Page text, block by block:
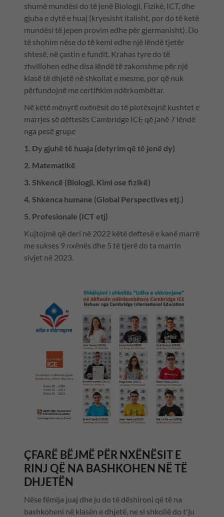
shumë mundësi do të jenë Biologji, Fizikë, ICT, dhe
gjuha e dytë e huaj (kryesisht italisht, por do të ketë
mundësi të jepen provim edhe për gjermanisht). Do
të shohim nëse do të kemi edhe një lëndë tjetër
shtesë, në çastin e fundit. Krahas tyre do të
zhvillohen edhe disa lëndë të zakonshme për një
klasë të dhjetë në shkollat e mesme, por që nuk
përfundojnë me certifikim ndërkombëtar.
Në këtë mënyrë nxënësit do të plotësojnë kushtet e
marrjes së dëftesës Cambridge ICE që janë 7 lëndë
nga pesë grupe
1. Dy gjuhë të huaja (detyrim që të jenë dy)
2. Matematikë
3. Shkencë (Biologji, Kimi ose fizikë)
4. Shkenca humane (Global Perspectives etj.)
5. Profesionale (ICT etj)
Kujtojmë që deri në 2022 këtë deftesë e kanë marrë
me sukses 9 nxënës dhe 5 të tjerë do ta marrin
sivjet në 2023.
ÇFARË BËJMË PËR NXËNËSIT E
RINJ QË NA BASHKOHEN NË TË
DHJETËN
Nëse fëmija juaj dhe ju do të dëshironi që të na
bashkoheni në klasën e dhjetë, ne si shkollë do t'ju